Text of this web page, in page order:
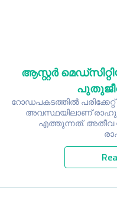
ആസ്റ്റർ
റോഡപകടത്തിൽ
അവസ്ഥയിലാണ് രാഹുൽ
എത്തുന്നത്. അതീവ